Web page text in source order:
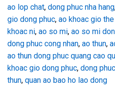
ao lop chat, dong phuc nha hang
gio dong phuc, ao khoac gio
khoac ni, ao so mi, ao so mi
dong phuc cong nhan, ao thun,
ao thun dong phuc quang cao
khoac gio dong phuc, dong
thun, quan ao bao ho lao dong